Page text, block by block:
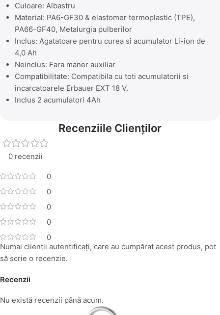
Culoare: Albastru
Material: PA6-GF30 & elastomer termoplastic (TPE),
PA66-GF40, Metalurgia pulberilor
Inclus: Agatatoare pentru curea si acumulator Li-ion de
4,0 Ah
Neinclus: Fara maner auxiliar
Compatibilitate: Compatibila cu toti acumulatorii si
incarcatoarele Erbauer EXT 18 V.
Inclus 2 acumulatori 4Ah
Recenziile Clienților
0 recenzii
0
0
0
0
0
Recenzii
Nu există recenzii până acum.
Numai clienții autentificați, care au cumpărat acest produs, pot
să scrie o recenzie.